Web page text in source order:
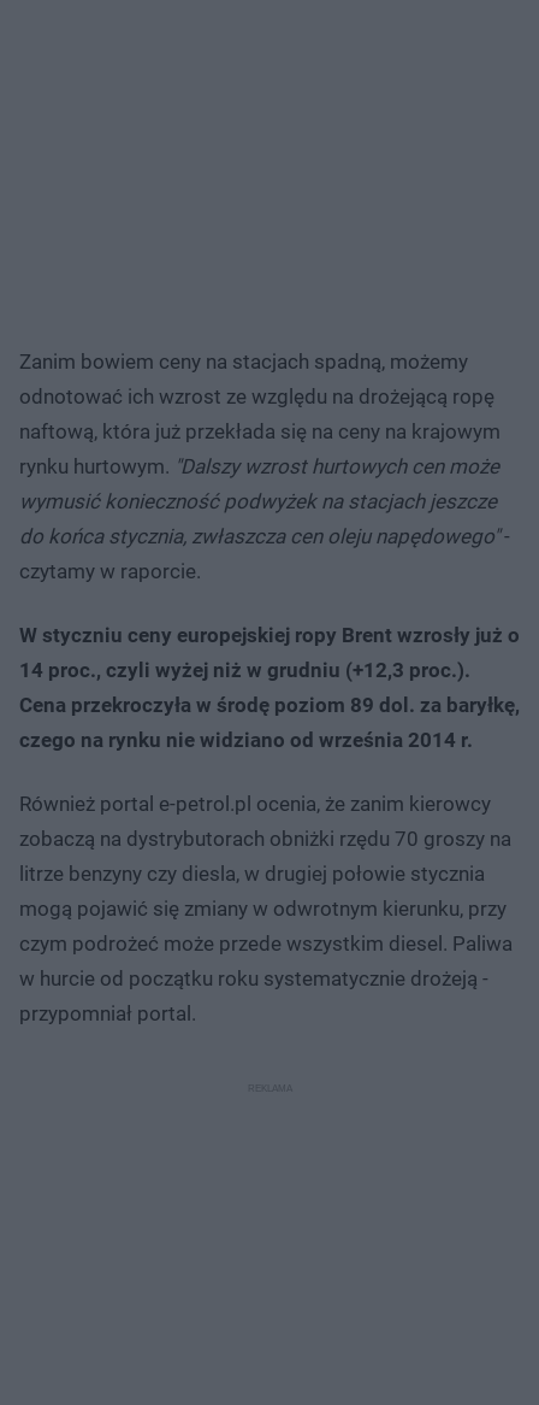
Zanim bowiem ceny na stacjach spadną, możemy
odnotować ich wzrost ze względu na drożejącą ropę
naftową, która już przekłada się na ceny na krajowym
rynku hurtowym. "Dalszy wzrost hurtowych cen może
wymusić konieczność podwyżek na stacjach jeszcze
do końca stycznia, zwłaszcza cen oleju napędowego"-
czytamy w raporcie.
W styczniu ceny europejskiej ropy Brent wzrosły już o
14 proc., czyli wyżej niż w grudniu (+12,3 proc.).
Cena przekroczyła w środę poziom 89 dol. za baryłkę,
czego na rynku nie widziano od września 2014 r.
Również portal e-petrol.pl ocenia, że zanim kierowcy
zobaczą na dystrybutorach obniżki rzędu 70 groszy na
litrze benzyny czy diesla, w drugiej połowie stycznia
mogą pojawić się zmiany w odwrotnym kierunku, przy
czym podrożeć może przede wszystkim diesel. Paliwa
w hurcie od początku roku systematycznie drożeją -
przypomniał portal.